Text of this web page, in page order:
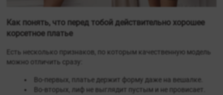
Как понять, что перед тобой действительно хорошее
корсетное платье
Есть несколько признаков, по которым качественную модель
можно отличить сразу:
Во-первых, платье держит форму даже на вешалке.
Во-вторых, лиф не выглядит пустым и не провисает.